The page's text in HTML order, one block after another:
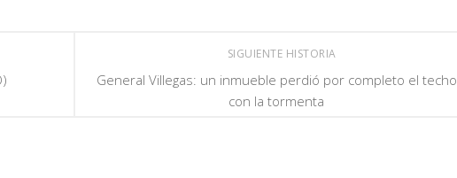
SIGUIENTE HISTORIA
General Villegas: un inmueble perdió por completo el techo
con la tormenta